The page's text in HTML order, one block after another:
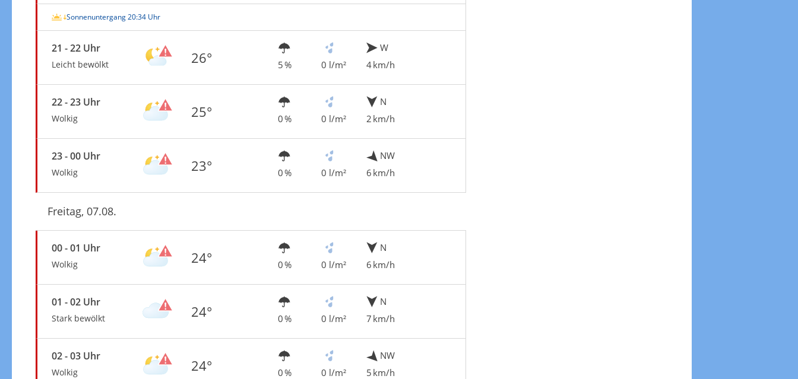
Sonnenuntergang 20:34 Uhr
21 - 22 Uhr
Leicht bewölkt 26° 5 % 0 l/m²
W
4 km/h
22 - 23 Uhr
Wolkig 25° 0 % 0 l/m²
N
2 km/h
23 - 00 Uhr
Wolkig 23° 0 % 0 l/m²
NW
6 km/h
Freitag, 07.08.
00 - 01 Uhr
Wolkig 24° 0 % 0 l/m²
N
6 km/h
01 - 02 Uhr
Stark bewölkt 24° 0 % 0 l/m²
N
7 km/h
02 - 03 Uhr
Wolkig 24° 0 % 0 l/m²
NW
5 km/h